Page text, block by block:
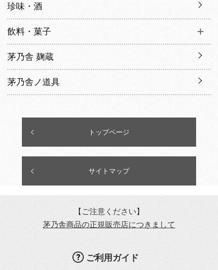
珍味・酒
飲料・菓子
茅乃舎 麹蔵
茅乃舎ノ道具
トップページ
サイトマップ
【ご注意ください】
茅乃舎商品の正規販売店につきまして
ご利用ガイド